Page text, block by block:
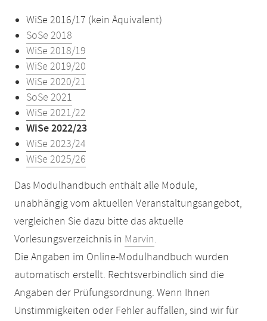
WiSe 2016/17 (kein Äquivalent)
SoSe 2018
WiSe 2018/19
WiSe 2019/20
WiSe 2020/21
SoSe 2021
WiSe 2021/22
WiSe 2022/23
WiSe 2023/24
WiSe 2025/26
Das Modulhandbuch enthält alle Module,
unabhängig vom aktuellen Veranstaltungsangebot,
vergleichen Sie dazu bitte das aktuelle
Vorlesungsverzeichnis in Marvin.
Die Angaben im Online-Modulhandbuch wurden
automatisch erstellt. Rechtsverbindlich sind die
Angaben der Prüfungsordnung. Wenn Ihnen
Unstimmigkeiten oder Fehler auffallen, sind wir für